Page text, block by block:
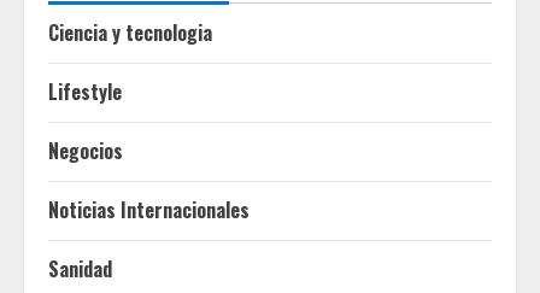
Ciencia y tecnologia
Lifestyle
Negocios
Noticias Internacionales
Sanidad